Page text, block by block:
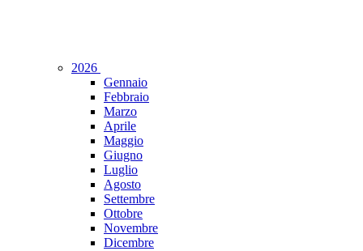
2026
Gennaio
Febbraio
Marzo
Aprile
Maggio
Giugno
Luglio
Agosto
Settembre
Ottobre
Novembre
Dicembre